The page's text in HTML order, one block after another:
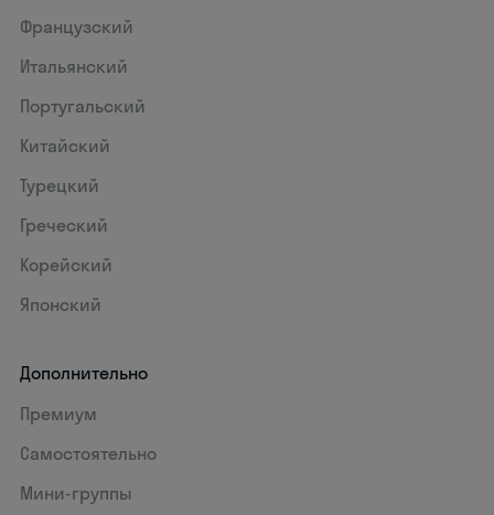
Французский
Итальянский
Португальский
Китайский
Турецкий
Греческий
Корейский
Японский
Дополнительно
Премиум
Самостоятельно
Мини-группы